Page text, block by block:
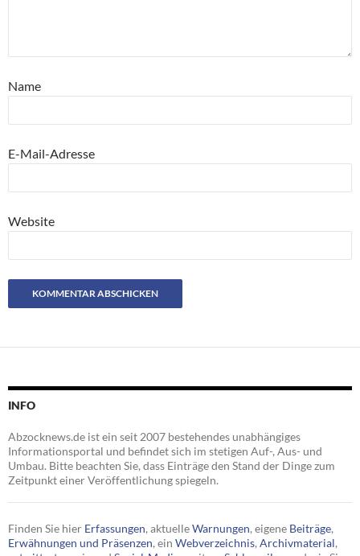
Name
E-Mail-Adresse
Website
INFO
Abzocknews.de ist ein seit 2007 bestehendes unabhängiges
Informationsportal und befindet sich im stetigen Auf-, Aus- und
Umbau. Bitte beachten Sie, dass Einträge den Stand der Dinge zum
Zeitpunkt einer Veröffentlichung spiegeln.
Finden Sie hier Erfassungen, aktuelleWarnungen, eigene Beiträge,
Erwähnungen und Präsenzen, ein Webverzeichnis, Archivmaterial,